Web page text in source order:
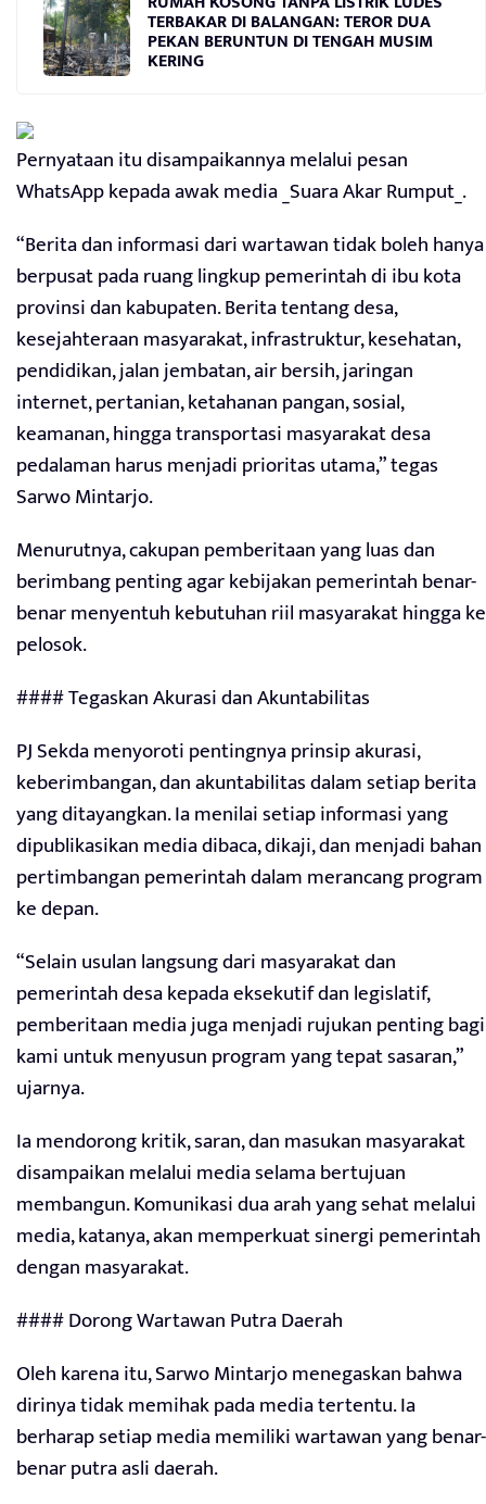
TERBAKAR DI BALANGAN: TEROR DUA
PEKAN BERUNTUN DI TENGAH MUSIM
KERING
Pernyataan itu disampaikannya melalui pesan
WhatsApp kepada awak media _Suara Akar Rumput_.
“Berita dan informasi dari wartawan tidak boleh hanya
berpusat pada ruang lingkup pemerintah di ibu kota
provinsi dan kabupaten. Berita tentang desa,
kesejahteraan masyarakat, infrastruktur, kesehatan,
pendidikan, jalan jembatan, air bersih, jaringan
internet, pertanian, ketahanan pangan, sosial,
keamanan, hingga transportasi masyarakat desa
pedalaman harus menjadi prioritas utama,” tegas
Sarwo Mintarjo.
Menurutnya, cakupan pemberitaan yang luas dan
berimbang penting agar kebijakan pemerintah benar-
benar menyentuh kebutuhan riil masyarakat hingga ke
pelosok.
#### Tegaskan Akurasi dan Akuntabilitas
PJ Sekda menyoroti pentingnya prinsip akurasi,
keberimbangan, dan akuntabilitas dalam setiap berita
yang ditayangkan. Ia menilai setiap informasi yang
dipublikasikan media dibaca, dikaji, dan menjadi bahan
pertimbangan pemerintah dalam merancang program
ke depan.
“Selain usulan langsung dari masyarakat dan
pemerintah desa kepada eksekutif dan legislatif,
pemberitaan media juga menjadi rujukan penting bagi
kami untuk menyusun program yang tepat sasaran,”
ujarnya.
Ia mendorong kritik, saran, dan masukan masyarakat
disampaikan melalui media selama bertujuan
membangun. Komunikasi dua arah yang sehat melalui
media, katanya, akan memperkuat sinergi pemerintah
dengan masyarakat.
#### Dorong Wartawan Putra Daerah
Oleh karena itu, Sarwo Mintarjo menegaskan bahwa
dirinya tidak memihak pada media tertentu. Ia
berharap setiap media memiliki wartawan yang benar-
benar putra asli daerah.